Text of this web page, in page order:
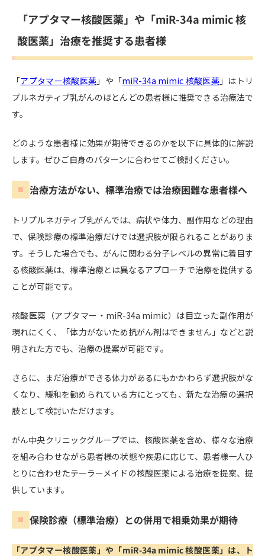
「アプタマー核酸医薬」や「miR-34a mimic 核
酸医薬」治療を推奨する患者様
「アプタマー核酸医薬 」や「miR-34a mimic 核酸医薬 」はトリ
プルネガティブ乳がんのほとんどの患者様に推奨できる治療法で
す。
どのような患者様に効果が期待できるのかを以下に具体的に解説
します。ぜひご自身のパターンに合わせてご検討ください。
治療方法がない、標準治療では治療困難な患者様へ
トリプルネガティブ乳がんでは、病状や体力、副作用などの理由
で、保険診療の標準治療だけでは選択肢が限られることがありま
す。そうした場合でも、がんに関わる分子レベルの異常に着目す
る核酸医薬は、標準治療とは異なるアプローチで治療を提供する
ことが可能です。
核酸医薬（アプタマー・miR-34a mimic）は目立った副作用が
現れにくく、「体力がないため抗がん剤はできません」などと説
明された方でも、治療の提案が可能です。
さらに、まだ治療ができる体力があるにもかかわらず選択肢がな
くなり、緩和を勧められている方にとっても、新たな治療の選択
肢として検討いただけます。
がん中央クリニックグループでは、核酸医薬を含め、様々な治療
を組み合わせながら患者様の状態や疾患に応じて、患者様一人ひ
とりに合わせたテーラーメイドの核酸医薬による治療を提案、提
供しています。
保険診療（標準治療）との併用で相乗効果が期待
「アプタマー核酸医薬」や「miR-34a mimic 核酸医薬」は、ト